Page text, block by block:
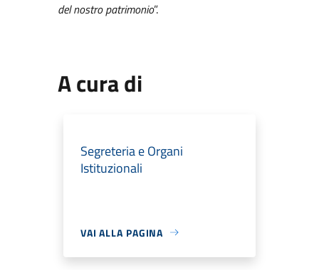
del nostro patrimonio”.
A cura di
Segreteria e Organi
Istituzionali
VAI ALLA PAGINA